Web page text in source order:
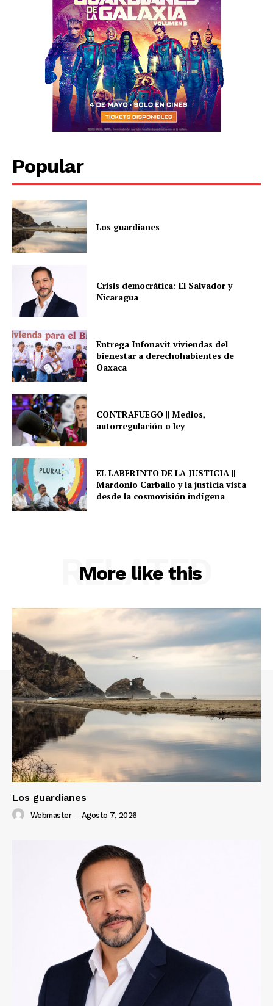
Popular
Los guardianes
Crisis democrática: El Salvador y
Nicaragua
Entrega Infonavit viviendas del
bienestar a derechohabientes de
Oaxaca
CONTRAFUEGO || Medios,
autorregulación o ley
EL LABERINTO DE LA JUSTICIA ||
Mardonio Carballo y la justicia vista
desde la cosmovisión indígena
More like this
RELATED
Los guardianes
Webmaster - Agosto 7, 2026